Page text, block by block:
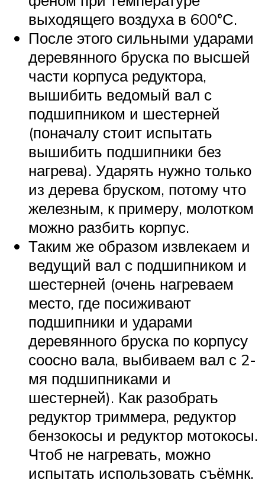
выходящего воздуха в 600°С.
После этого сильными ударами
деревянного бруска по высшей
части корпуса редуктора,
вышибить ведомый вал с
подшипником и шестерней
(поначалу стоит испытать
вышибить подшипники без
нагрева). Ударять нужно только
из дерева бруском, потому что
железным, к примеру, молотком
можно разбить корпус.
Таким же образом извлекаем и
ведущий вал с подшипником и
шестерней (очень нагреваем
место, где посиживают
подшипники и ударами
деревянного бруска по корпусу
соосно вала, выбиваем вал с 2-
мя подшипниками и
шестерней). Как разобрать
редуктор триммера, редуктор
бензокосы и редуктор мотокосы.
Чтоб не нагревать, можно
испытать использовать съёмнк.